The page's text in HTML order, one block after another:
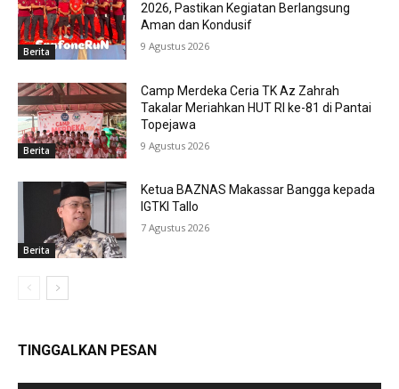
Berita
2026, Pastikan Kegiatan Berlangsung
Aman dan Kondusif
9 Agustus 2026
Berita
Camp Merdeka Ceria TK Az Zahrah
Takalar Meriahkan HUT RI ke-81 di Pantai
Topejawa
9 Agustus 2026
Berita
Ketua BAZNAS Makassar Bangga kepada
IGTKI Tallo
7 Agustus 2026
TINGGALKAN PESAN